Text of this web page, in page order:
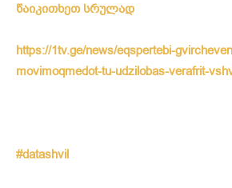
წაიკითხეთ სრულად
https://1tv.ge/news/eqspertebi-
movimoqmedot-tu-udzilobas-verafrit-
#datashvil